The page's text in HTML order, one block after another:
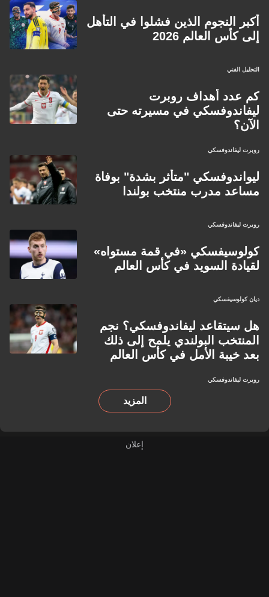
أكبر النجوم الذين فشلوا في التأهل
إلى كأس العالم 2026
التحليل الفني
كم عدد أهداف روبرت
ليفاندوفسكي في مسيرته حتى
الآن؟
روبرت ليفاندوفسكي
ليواندوفسكي "متأثر بشدة" بوفاة
مساعد مدرب منتخب بولندا
روبرت ليفاندوفسكي
كولوسيفسكي «في قمة مستواه»
لقيادة السويد في كأس العالم
ديان كولوسيفسكي
هل سيتقاعد ليفاندوفسكي؟ نجم
المنتخب البولندي يلمح إلى ذلك
بعد خيبة الأمل في كأس العالم
روبرت ليفاندوفسكي
المزيد